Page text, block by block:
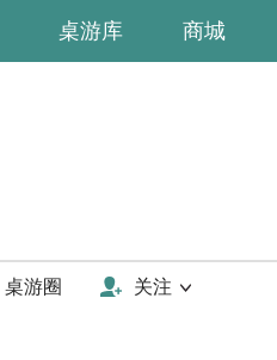
桌游库 商城
桌游圈 关注